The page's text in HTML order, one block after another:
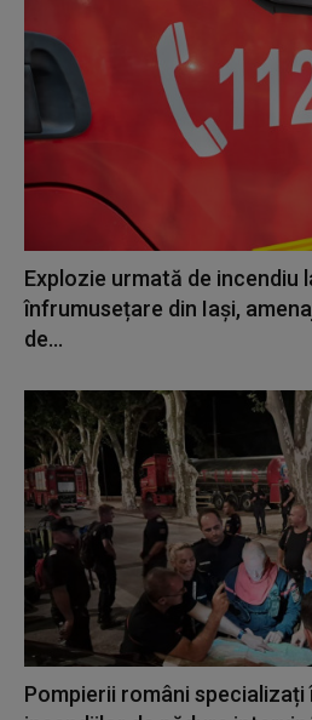
Explozie urmată de incendiu
înfrumusețare din Iași,
de...
Pompierii români specializați